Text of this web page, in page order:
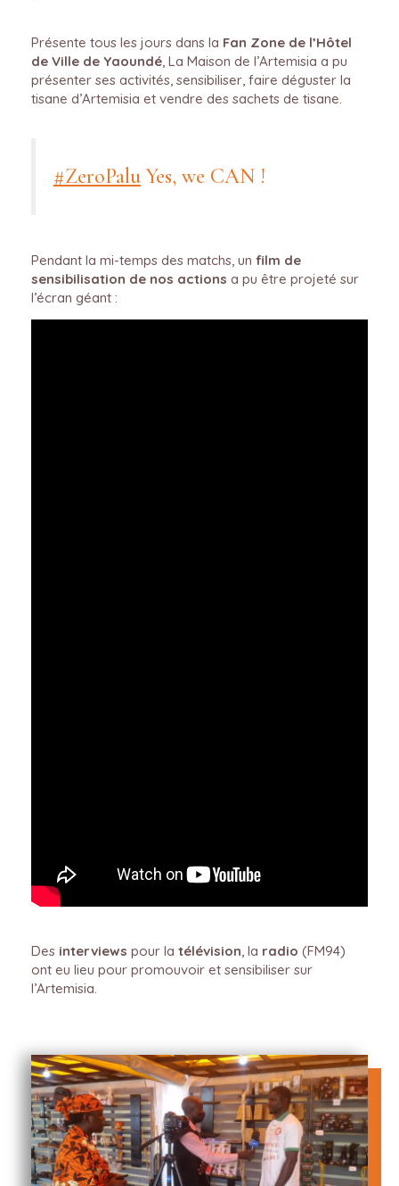
Présente tous les jours dans la Fan Zone de l’Hôtel
de Ville de Yaoundé, La Maison de l’Artemisia a pu
présenter ses activités, sensibiliser, faire déguster la
tisane d’Artemisia et vendre des sachets de tisane.
#ZeroPaluYes, we CAN !
Pendant la mi-temps des matchs, un film de
sensibilisation de nos actions a pu être projeté sur
l’écran géant :
Des interviews pour la télévision, la radio (FM94)
ont eu lieu pour promouvoir et sensibiliser sur
l’Artemisia.